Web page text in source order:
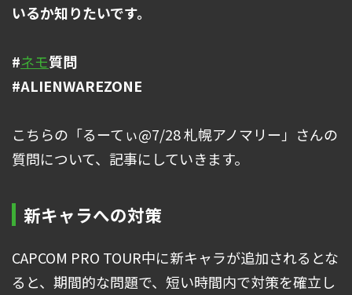
いるか知りたいです。
#ネモ質問
#ALIENWAREZONE
こちらの「るーてぃ@7/28 札幌アノマリー」さんの
質問について、記事にしていきます。
新キャラへの対策
CAPCOM PRO TOUR中に新キャラが追加されるとな
ると、期間的な問題で、短い時間内で対策を確立し